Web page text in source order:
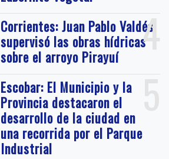
4
Corrientes: Juan Pablo Valdés
supervisó las obras hídricas
sobre el arroyo Pirayuí
5
Escobar: El Municipio y la
Provincia destacaron el
desarrollo de la ciudad en
una recorrida por el Parque
Industrial